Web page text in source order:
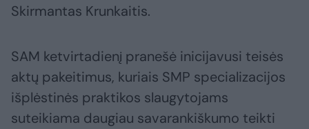
Skirmantas Krunkaitis.
SAM ketvirtadienį pranešė inicijavusi teisės
aktų pakeitimus, kuriais SMP specializacijos
išplėstinės praktikos slaugytojams
suteikiama daugiau savarankiškumo teikti